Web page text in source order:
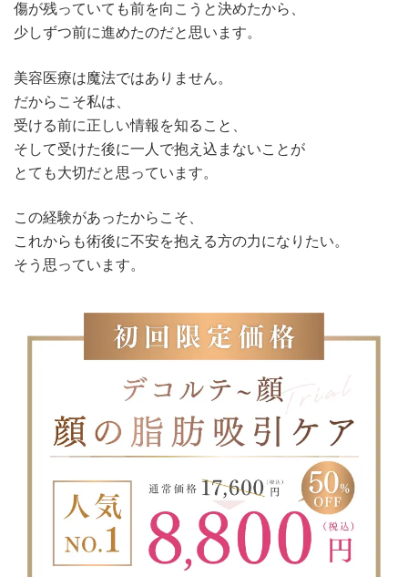
傷が残っていても前を向こうと決めたから、
少しずつ前に進めたのだと思います。
美容医療は魔法ではありません。
だからこそ私は、
受ける前に正しい情報を知ること、
そして受けた後に一人で抱え込まないことが
とても大切だと思っています。
この経験があったからこそ、
これからも術後に不安を抱える方の力になりたい。
そう思っています。